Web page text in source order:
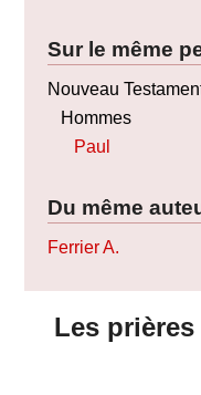
Sur le même
Nouveau
Hommes
Paul
Du même
Ferrier A.
Les prières